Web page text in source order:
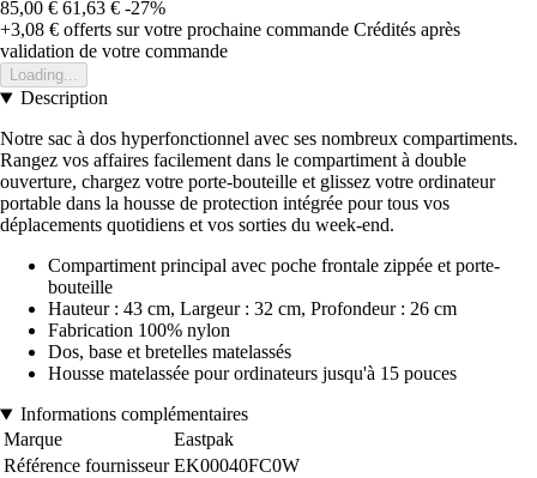
85,00 € 61,63 € -27%
+3,08 € offerts sur votre prochaine commande Crédités après
validation de votre commande
Loading...
Description
Notre sac à dos hyperfonctionnel avec ses nombreux compartiments.
Rangez vos affaires facilement dans le compartiment à double
ouverture, chargez votre porte-bouteille et glissez votre ordinateur
portable dans la housse de protection intégrée pour tous vos
déplacements quotidiens et vos sorties du week-end.
Compartiment principal avec poche frontale zippée et porte-
bouteille
Hauteur : 43 cm, Largeur : 32 cm, Profondeur : 26 cm
Fabrication 100% nylon
Dos, base et bretelles matelassés
Housse matelassée pour ordinateurs jusqu'à 15 pouces
Informations complémentaires
Marque
Eastpak
Référence fournisseur EK00040FC0W